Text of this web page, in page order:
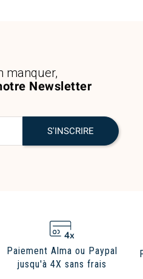
Newsletter
manquer,
Paiement Alma ou Paypal
jusqu'à 4X sans frais